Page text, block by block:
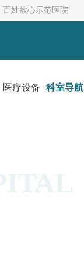
百姓放心示范医院
医疗设备 科室导航